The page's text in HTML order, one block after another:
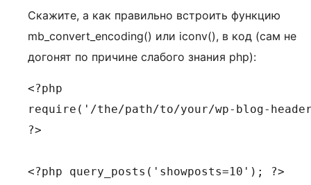
Скажите, а как правильно встроить функцию
mb_convert_encoding() или iconv(), в код (сам не
догонят по причине слабого знания php):
<?php
require('/the/path/to/your/wp-blog-
?>
<?php query_posts('showposts=10'); ?>